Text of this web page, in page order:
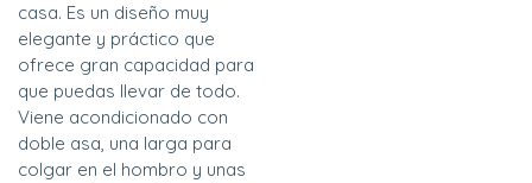
casa. Es un diseño muy
elegante y práctico que
ofrece gran capacidad para
que puedas llevar de todo.
Viene acondicionado con
doble asa, una larga para
colgar en el hombro y unas